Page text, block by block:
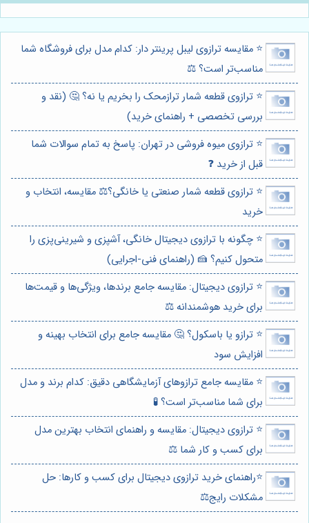
⭐️ مقایسه ترازوی لیبل پرینتر دار: کدام مدل برای فروشگاه شما
مناسب‌تر است؟ ⚖️
⭐️ ترازوی قطعه شمار ترازمحک را بخریم یا نه؟ 🤔 (نقد و
بررسی تخصصی + راهنمای خرید)
⭐️ ترازوی میوه فروشی در تهران: پاسخ به تمام سوالات شما
قبل از خرید ❓
⭐️ ترازوی قطعه شمار صنعتی یا خانگی؟⚖️ مقایسه، انتخاب و
خرید
⭐️ چگونه با ترازوی دیجیتال خانگی، آشپزی و شیرینی‌پزی را
متحول کنیم؟ 🍰 (راهنمای فنی-اجرایی)
⭐️ ترازوی دیجیتال: مقایسه جامع برندها، ویژگی‌ها و قیمت‌ها
برای خرید هوشمندانه ⚖️
⭐️ ترازو یا باسکول؟ 🤔 مقایسه جامع برای انتخاب بهینه و
افزایش سود
⭐️ مقایسه جامع ترازوهای آزمایشگاهی دقیق: کدام برند و مدل
برای شما مناسب‌تر است؟ 🧪
⭐️ ترازوی دیجیتال: مقایسه و راهنمای انتخاب بهترین مدل
برای کسب و کار شما ⚖️
⭐️راهنمای خرید ترازوی دیجیتال برای کسب و کارها: حل
مشکلات رایج⚖️